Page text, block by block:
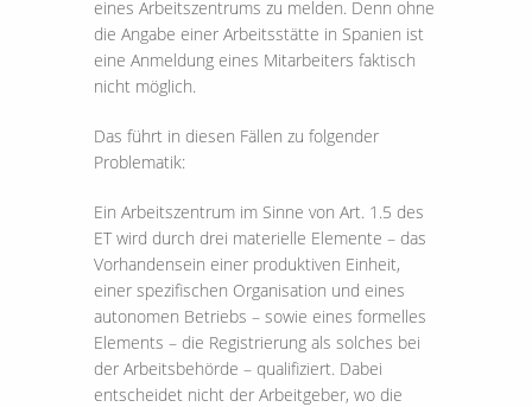
eines Arbeitszentrums zu melden. Denn ohne
die Angabe einer Arbeitsstätte in Spanien ist
eine Anmeldung eines Mitarbeiters faktisch
nicht möglich.
Das führt in diesen Fällen zu folgender
Problematik:
Ein Arbeitszentrum im Sinne von Art. 1.5 des
ET wird durch drei materielle Elemente – das
Vorhandensein einer produktiven Einheit,
einer spezifischen Organisation und eines
autonomen Betriebs – sowie eines formelles
Elements – die Registrierung als solches bei
der Arbeitsbehörde – qualifiziert. Dabei
entscheidet nicht der Arbeitgeber, wo die